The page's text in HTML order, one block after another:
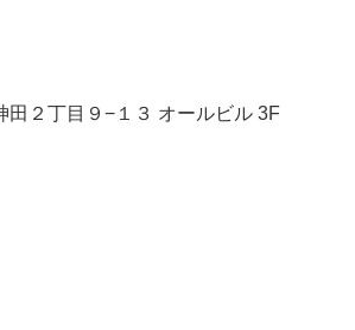
田２丁目９−１３ オールビル 3F